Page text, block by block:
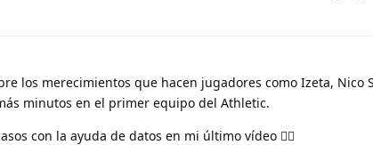
los merecimientos que hacen jugadores como Izeta, Nico
minutos en el primer equipo del Athletic.
con la ayuda de datos en mi último vídeo 👇🏻